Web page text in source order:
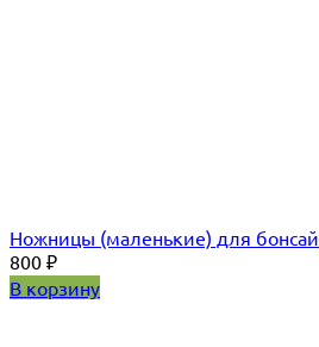
Ножницы (маленькие) для бонсай
800 ₽
В корзину